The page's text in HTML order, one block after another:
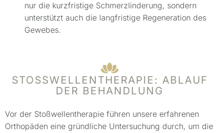
nur die kurzfristige Schmerzlinderung, sondern
unterstützt auch die langfristige Regeneration des
Gewebes.
STOSSWELLENTHERAPIE: ABLAUF D
ER BEHANDLUNG
Vor der Stoßwellentherapie führen unsere erfahrenen
Orthopäden eine gründliche Untersuchung durch, um die